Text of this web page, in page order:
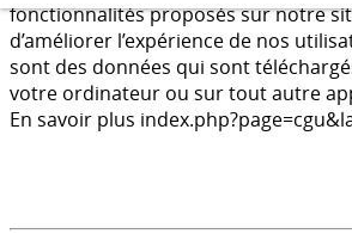
fonctionnalités proposés sur notre
d’améliorer l’expérience de nos
sont des données qui sont
votre ordinateur ou sur tout autre
En savoir plus